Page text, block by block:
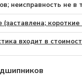
неисправность не в
(заставлена;
входит в